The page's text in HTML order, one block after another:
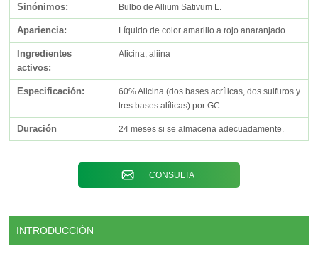
Sinónimos: Bulbo de Allium Sativum L.
Apariencia: Líquido de color amarillo a rojo anaranjado
Ingredientes
activos:
Alicina, aliina
Especificación:
60% Alicina (dos bases acrílicas, dos sulfuros y
tres bases alílicas) por GC
Duración 24 meses si se almacena adecuadamente.
CONSULTA
INTRODUCCIÓN